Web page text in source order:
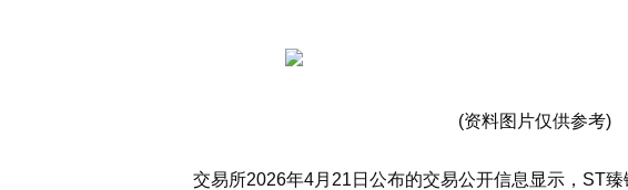
(资料图片仅供参考)
交易所2026年4月21日公布的交易公开信息显示，ST